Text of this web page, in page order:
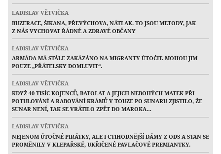
LADISLAV VĚTVIČKA
BUZERACE, ŠIKANA, PŘEVÝCHOVA, NÁTLAK. TO JSOU METODY, JAK
Z NÁS VYCHOVAT ŘÁDNÉ A ZDRAVÉ OBČANY
LADISLAV VĚTVIČKA
ARMÁDA MÁ STÁLE ZAKÁZÁNO NA MIGRANTY ÚTOČIT. MOHOU JIM
POUZE „PŘÁTELSKY DOMLUVIT“.
LADISLAV VĚTVIČKA
KDYŽ 40 TISÍC KOJENCŮ, BATOLAT A JEJICH NEBOHÝCH MATEK PŘI
POTULOVÁNÍ A RABOVÁNÍ KRÁMŮ V TOUZE PO SUNARU ZJISTILO, ŽE
SUNAR NENÍ, TAK SE VRÁTILO ZPĚT DO MAROKA…
LADISLAV VĚTVIČKA
NEJENOM ÚTOČNÉ PIRÁTKY, ALE I CTIHODNĚJŠÍ DÁMY Z ODS A STAN SE
PROMĚNILY V KLEPAŘSKÉ, UKŘIČENÉ PAVLAČOVÉ PREMIANTKY.